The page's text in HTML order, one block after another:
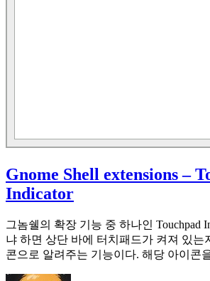
Gnome Shell extensions –
Indicator
그놈쉘의 확장 기능 중 하나인 Touchpad
냐 하면 상단 바에 터치패드가 켜져 있는
콘으로 알려주는 기능이다. 해당 아이콘